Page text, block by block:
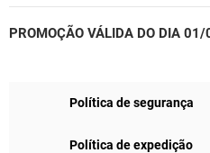
PROMOÇÃO VÁLIDA DO DIA
Política de segurança
Política de expedição